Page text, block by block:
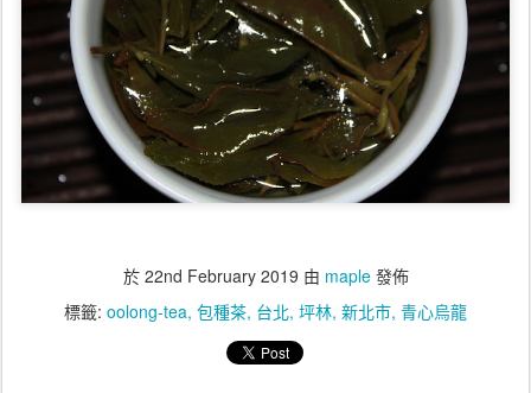
於 22nd February 2019 由 maple發佈
標籤: oolong-tea 包種茶 台北 坪林 新北市 青心烏龍